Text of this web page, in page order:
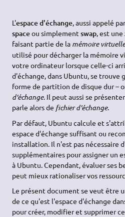
L'espace d'échange, aussi appelé
spaceou simplementswap, est
faisant partie de la mémoire
utilisé pour décharger la mémoire
votre ordinateur lorsque celle-ci
d'échange, dans Ubuntu, se trouve
forme de partition de disque dur –
d'échange. Il peut aussi se
parle alors de fichier d'échange.
Par défaut, Ubuntu calcule et
espace d'échange suffisant ou
installation. Il n'est pas nécessaire
supplémentaires pour assigner un
à Ubuntu. Cependant, évaluer ses
peut mieux rationaliser vos
Le présent document se veut être
de ce qu'est l'espace d'échange
pour créer, modifier et supprimer